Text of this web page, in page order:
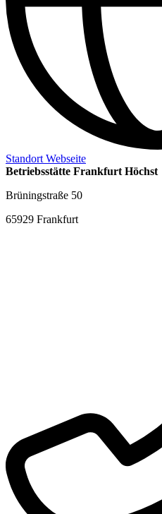
Standort Webseite
Betriebsstätte Frankfurt Höchst
Brüningstraße 50
65929 Frankfurt